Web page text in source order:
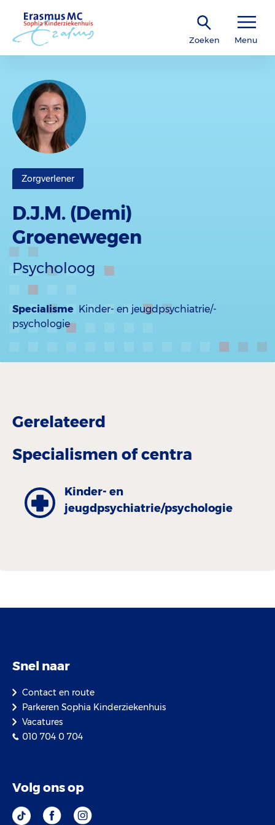
Zoeken Menu
Zorgverlener
D.J.M. (Demi)
Groenewegen
Psycholoog
Specialisme Kinder- en jeugdpsychiatrie/-
psychologie
Gerelateerd
Specialismen of centra
Kinder- en
jeugdpsychiatrie/psychologie
Snel naar
Contact en route
Parkeren Sophia Kinderziekenhuis
Vacatures
010 704 0 704
Volg ons op